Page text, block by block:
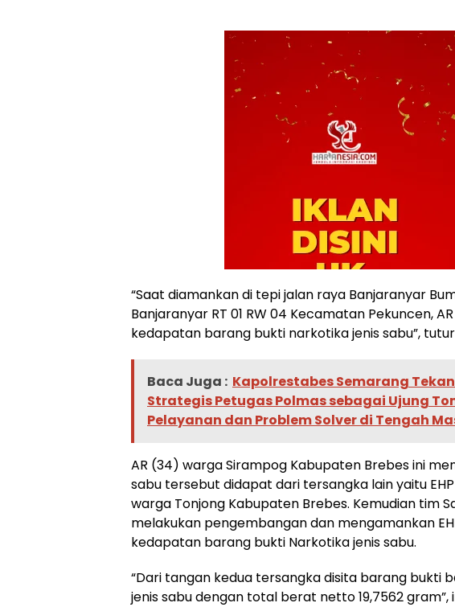
“Saat diamankan di tepi jalan raya Banjaranyar
Banjaranyar RT 01 RW 04 Kecamatan Pekuncen,
kedapatan barang bukti narkotika jenis sabu”,
Baca Juga : Kapolrestabes Semarang
Strategis Petugas Polmas sebagai Ujung
Pelayanan dan Problem Solver di Tengah
AR (34) warga Sirampog Kabupaten Brebes ini
sabu tersebut didapat dari tersangka lain yaitu
warga Tonjong Kabupaten Brebes. Kemudian tim
melakukan pengembangan dan mengamankan
kedapatan barang bukti Narkotika jenis sabu.
“Dari tangan kedua tersangka disita barang bukti
jenis sabu dengan total berat netto 19,7562 gram”,